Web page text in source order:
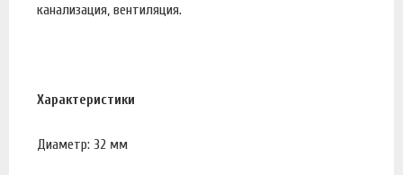
канализация, вентиляция.
Характеристики
Диаметр: 32 мм